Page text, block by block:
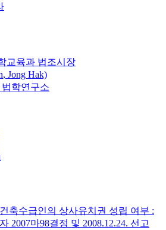
교육과 법조시장
, Jong Hak)
학연구소
축수급인의 상사유치권 성립 여부 :
2007마98결정 및 2008.12.24. 선고